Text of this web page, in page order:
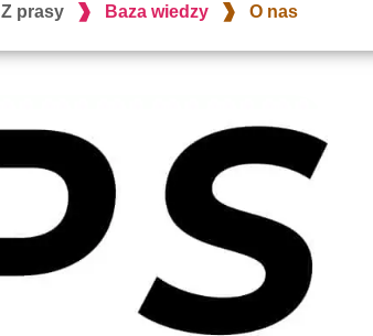
Z prasy Baza wiedzy O nas